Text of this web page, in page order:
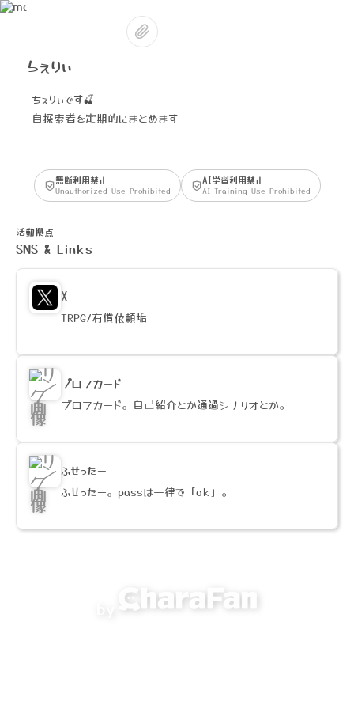
ちぇりぃ
ちぇりぃです🍒
自探索者を定期的にまとめます
無断利用禁止
Unauthorized Use Prohibited
AI学習利用禁止
AI Training Use Prohibited
活動拠点
SNS & Links
X
TRPG/有償依頼垢
プロフカード
プロフカード。自己紹介とか通過シナリオとか。
ふせったー
ふせったー。passは一律で「ok」。